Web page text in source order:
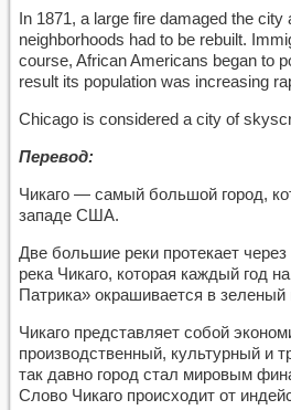
In 1871, a large fire damaged the city
neighborhoods had to be rebuilt.
course, African Americans began to
result its population was increasing
Chicago is considered a city of
Перевод:
Чикаго — самый большой город,
западе США.
Две большие реки протекает
река Чикаго, которая каждый год
Патрика» окрашивается в зеленый
Чикаго представляет собой
производственный, культурный и
так давно город стал мировым
Слово Чикаго происходит от